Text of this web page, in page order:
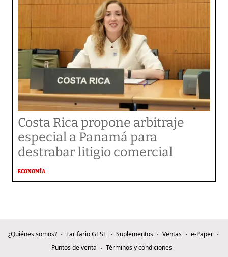
Costa Rica propone arbitraje
especial a Panamá para
destrabar litigio comercial
ECONOMÍA
¿Quiénes somos? Tarifario GESE Suplementos Ventas
e-Paper
Puntos de venta
Términos y condiciones